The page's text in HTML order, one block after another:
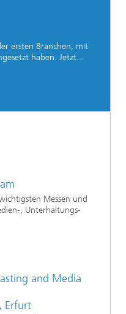
ersten Branchen, mit
haben. Jetzt...
Messen und
, Unterhaltungs-
and Media
Erfurt